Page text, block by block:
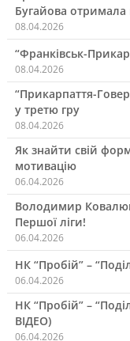
Бугайова
08.04.2026
“Франківськ-
08.04.2026
“Прикарпаття-
у третю гру
08.04.2026
Як знайти свій
мотивацію
06.04.2026
Володимир
Першої ліги!
06.04.2026
НК “Пробій” –
06.04.2026
НК “Пробій” –
ВІДЕО)
06.04.2026